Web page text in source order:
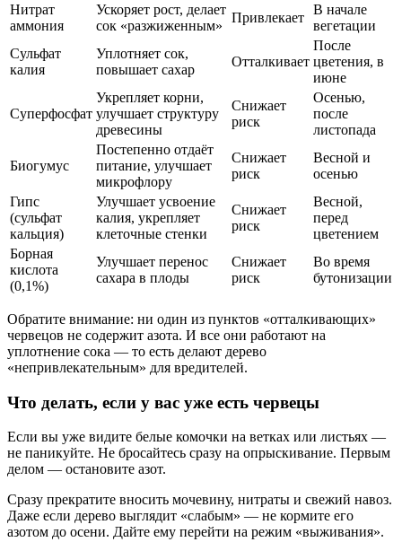
Нитрат
аммония
Ускоряет рост, делает
сок «разжиженным»
Привлекает
В начале
вегетации
Сульфат
калия
Уплотняет сок,
повышает сахар
Отталкивает
После
цветения, в
июне
Суперфосфат
Укрепляет корни,
улучшает структуру
древесины
Снижает
риск
Осенью,
после
листопада
Биогумус
Постепенно отдаёт
питание, улучшает
микрофлору
Снижает
риск
Весной и
осенью
Гипс
(сульфат
кальция)
Улучшает усвоение
калия, укрепляет
клеточные стенки
Снижает
риск
Весной,
перед
цветением
Борная
кислота
(0,1%)
Улучшает перенос
сахара в плоды
Снижает
риск
Во время
бутонизации
Обратите внимание: ни один из пунктов «отталкивающих»
червецов не содержит азота. И все они работают на
уплотнение сока — то есть делают дерево
«непривлекательным» для вредителей.
Что делать, если у вас уже есть червецы
Если вы уже видите белые комочки на ветках или листьях —
не паникуйте. Не бросайтесь сразу на опрыскивание. Первым
делом — остановите азот.
Сразу прекратите вносить мочевину, нитраты и свежий навоз.
Даже если дерево выглядит «слабым» — не кормите его
азотом до осени. Дайте ему перейти на режим «выживания».